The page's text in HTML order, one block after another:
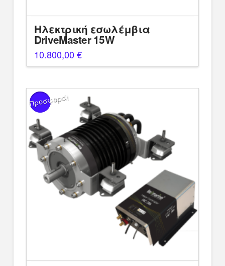
Ηλεκτρική εσωλέμβια
DriveMaster 15W
10.800,00€
Προσφορά!